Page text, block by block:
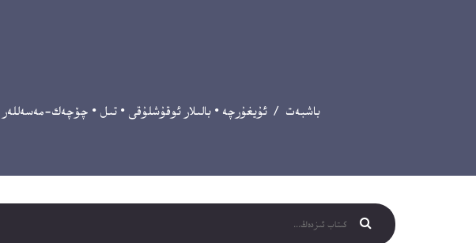
باشبەت / ئۇيغۇرچە • بالىلار ئوقۇشلۇقى • تىل • چۆچەك-مەسەللەر